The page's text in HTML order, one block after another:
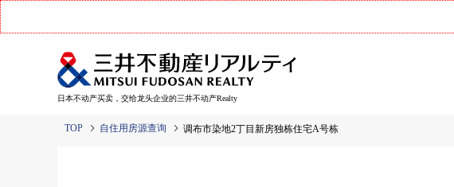
日本不动产买卖，交给龙头企业的三井不动产Realty
TOP 自住用房源查询 调布市染地2丁目新房独栋住宅A号栋